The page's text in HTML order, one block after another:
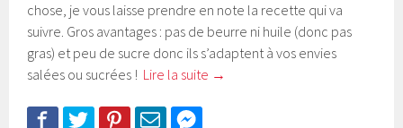
chose, je vous laisse prendre en note la recette qui va
suivre. Gros avantages : pas de beurre ni huile (donc pas
gras) et peu de sucre donc ils s’adaptent à vos envies
salées ou sucrées ! Lire la suite →